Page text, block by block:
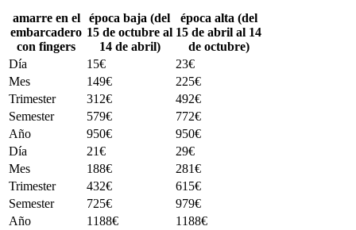
amarre en el
embarcadero
con fingers
época baja (del
15 de octubre al
14 de abril)
época alta (del
15 de abril al 14
de octubre)
Día
15€
23€
Mes
149€
225€
Trimester
312€
492€
Semester
579€
772€
Año
950€
950€
Día
21€
29€
Mes
188€
281€
Trimester
432€
615€
Semester
725€
979€
Año
1188€
1188€